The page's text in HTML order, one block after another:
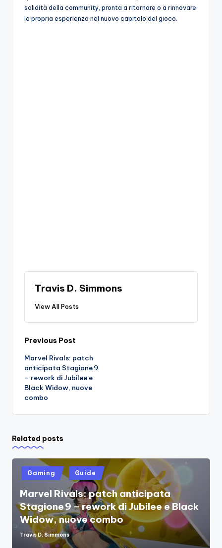
solidità della community, pronta a ritornare o a rinnovare
la propria esperienza nel nuovo capitolo del gioco.
Travis D. Simmons
View All Posts
Post
navigation
Previous Post
Marvel Rivals: patch
anticipata Stagione 9
– rework di Jubilee e
Black Widow, nuove
combo
Related posts
Posted
in
Gaming Guide
Marvel Rivals: patch anticipata
Stagione 9 – rework di Jubilee e Black
Widow, nuove combo
Posted
Travis D. Simmons